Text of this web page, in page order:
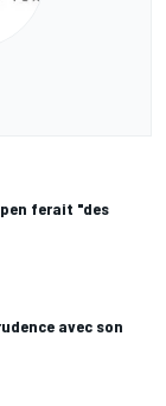
ferait "des
avec son